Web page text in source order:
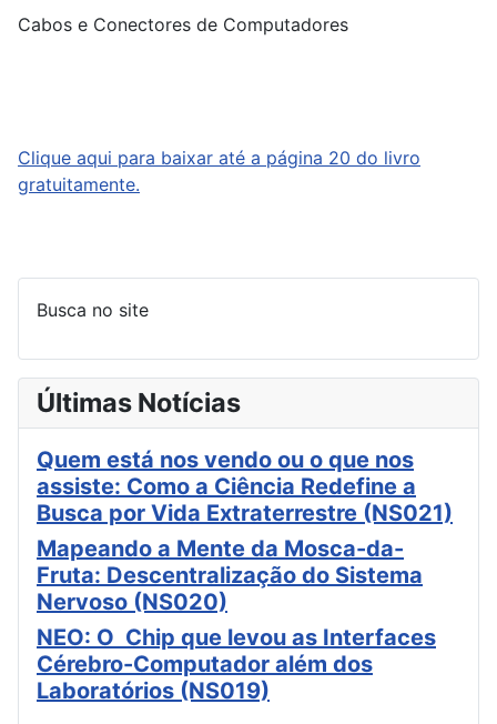
Cabos e Conectores de Computadores
Clique aqui para baixar até a página 20 do livro
gratuitamente.
Busca no site
Últimas Notícias
Quem está nos vendo ou o que nos
assiste: Como a Ciência Redefine a
Busca por Vida Extraterrestre (NS021)
Mapeando a Mente da Mosca-da-
Fruta: Descentralização do Sistema
Nervoso (NS020)
NEO: O Chip que levou as Interfaces
Cérebro-Computador além dos
Laboratórios (NS019)